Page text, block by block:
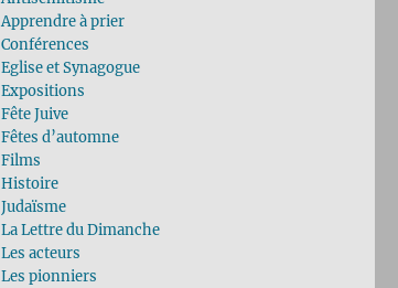
Apprendre à prier
Conférences
Eglise et Synagogue
Expositions
Fête Juive
Fêtes d’automne
Films
Histoire
Judaïsme
La Lettre du Dimanche
Les acteurs
Les pionniers